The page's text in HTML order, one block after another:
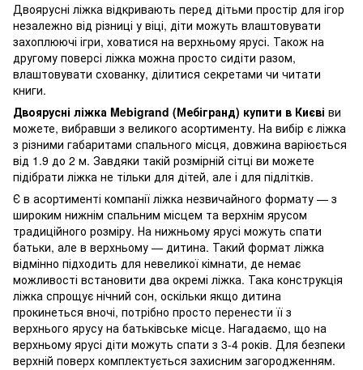
Двоярусні ліжка відкривають перед дітьми простір для ігор
незалежно від різниці у віці, діти можуть влаштовувати
захоплюючі ігри, ховатися на верхньому ярусі. Також на
другому поверсі ліжка можна просто сидіти разом,
влаштовувати схованку, ділитися секретами чи читати
книги.
Двоярусні ліжка Mebigrand (Мебігранд) купити в Києві ви
можете, вибравши з великого асортименту. На вибір є ліжка
з різними габаритами спального місця, довжина варіюється
від 1.9 до 2 м. Завдяки такій розмірній сітці ви можете
підібрати ліжка не тільки для дітей, але і для підлітків.
Є в асортименті компанії ліжка незвичайного формату — з
широким нижнім спальним місцем та верхнім ярусом
традиційного розміру. На нижньому ярусі можуть спати
батьки, але в верхньому — дитина. Такий формат ліжка
відмінно підходить для невеликої кімнати, де немає
можливості встановити два окремі ліжка. Така конструкція
ліжка спрощує нічний сон, оскільки якщо дитина
прокинеться вночі, потрібно просто перенести її з
верхнього ярусу на батьківське місце. Нагадаємо, що на
верхньому ярусі діти можуть спати з 3-4 років. Для безпеки
верхній поверх комплектується захисним загородженням.